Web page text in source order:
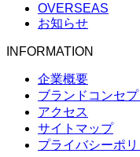
OVERSEAS
お知らせ
INFORMATION
企業概要
ブランドコンセプ
アクセス
サイトマップ
プライバシーポ